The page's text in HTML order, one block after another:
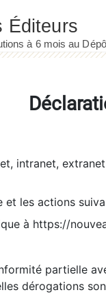
intranet,
les actions
à https://
partielle
dérogations